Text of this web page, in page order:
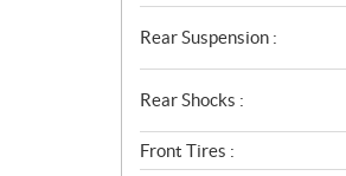
Rear Suspension :
Rear Shocks :
Front Tires :